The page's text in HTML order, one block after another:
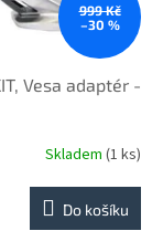
999 Kč
–30 %
Vesa adaptér -
Skladem (1 ks)
Do košíku